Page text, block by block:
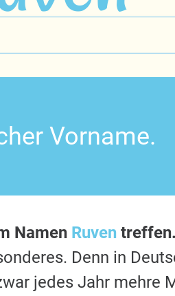
Vorname.
Namen Ruven
Denn in
jedes Jahr mehre